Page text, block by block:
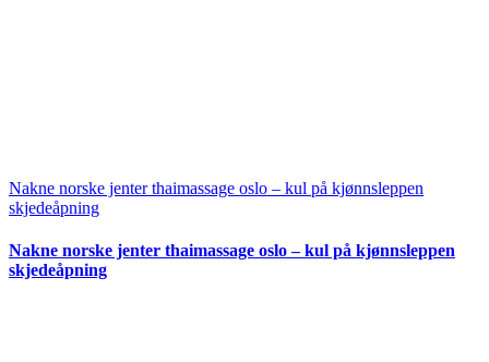
Nakne norske jenter thaimassage oslo – kul på kjønnsleppen
skjedeåpning
Nakne norske jenter thaimassage oslo – kul på kjønnsleppen
skjedeåpning